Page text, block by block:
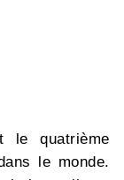
le quatrième
le monde.